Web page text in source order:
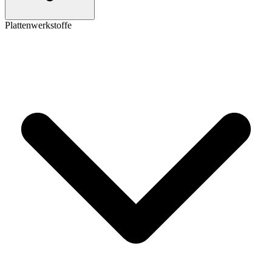
Plattenwerkstoffe